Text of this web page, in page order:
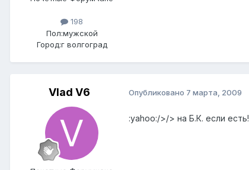
198
Пол:мужской
Город:г волгоград
Vlad V6 Опубликовано 7 марта, 2009
:yahoo:/>/> на Б.К. если есть!